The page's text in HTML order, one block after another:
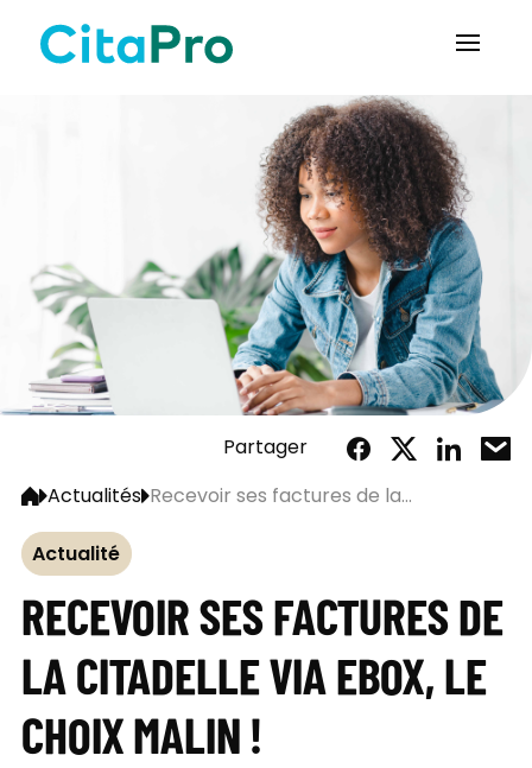
Partager
Actualités Recevoir ses factures de la...
Actualité
RECEVOIR SES FACTURES DE
LA CITADELLE VIA EBOX, LE
CHOIX MALIN !